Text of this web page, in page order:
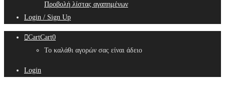
Προβολή λίστας αγαπημένων
Login / Sign Up
CartCart0
Το καλάθι αγορών σας είναι άδειο
Login